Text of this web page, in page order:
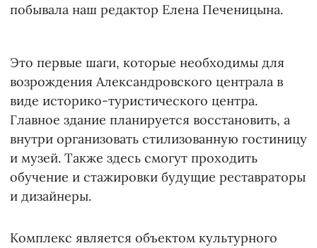
побывала наш редактор Елена Печеницына.
Это первые шаги, которые необходимы для
возрождения Александровского централа в
виде историко-туристического центра.
Главное здание планируется восстановить, а
внутри организовать стилизованную гостиницу
и музей. Также здесь смогут проходить
обучение и стажировки будущие реставраторы
и дизайнеры.
Комплекс является объектом культурного